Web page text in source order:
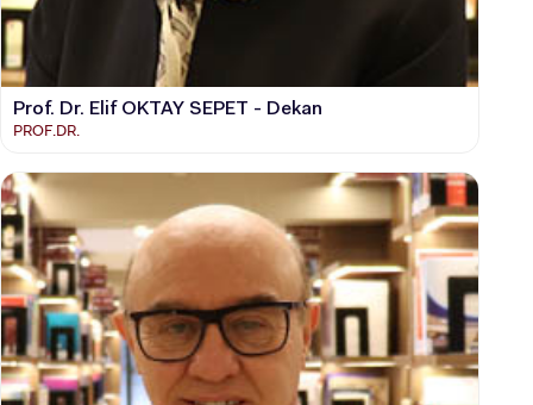
Prof. Dr. Elif OKTAY SEPET - Dekan
PROF.DR.